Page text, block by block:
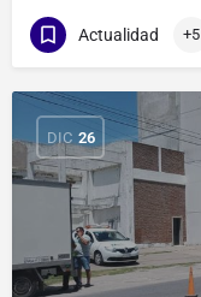
Actualidad +5
DIC 26